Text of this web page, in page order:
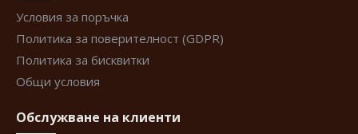
Условия за поръчка
Политика за поверителност (GDPR)
Политика за бисквитки
Общи условия
Обслужване на клиенти